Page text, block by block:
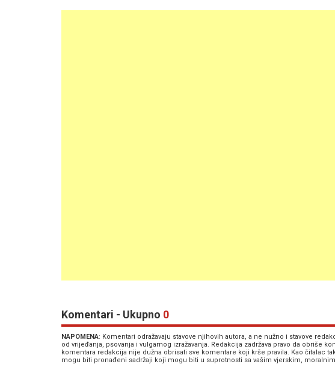
Komentari - Ukupno 0
NAPOMENA: Komentari odražavaju stavove njihovih autora, a ne nužno i stavove
od vrijeđanja, psovanja i vulgarnog izražavanja. Redakcija zadržava pravo da obriše
komentara redakcija nije dužna obrisati sve komentare koji krše pravila. Kao čitalac
mogu biti pronađeni sadržaji koji mogu biti u suprotnosti sa vašim vjerskim,